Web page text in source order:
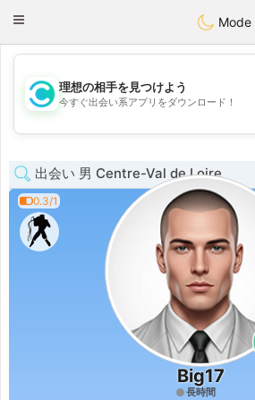
olombiaCitas
Toggle
Mode
💖
💕
理想の相手を見つけよう
今すぐ出会い系アプリをダウンロード！
出会い 男 Centre-Val de Loire
0.3/1
Big17
長時間